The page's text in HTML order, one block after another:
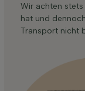
Wir achten
hat und
Transport nicht